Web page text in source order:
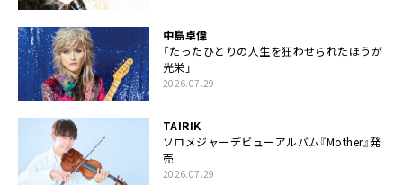
中島卓偉
「たったひとりの人生を狂わせられたほうが
光栄」
2026.07.29
TAIRIK
ソロメジャーデビューアルバム『Mother』発
売
2026.07.29